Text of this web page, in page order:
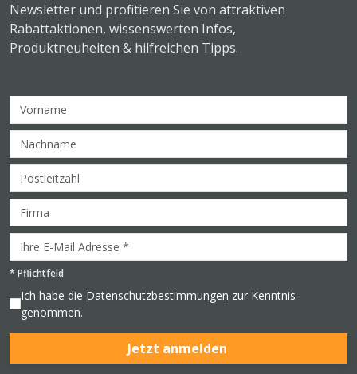
Newsletter und profitieren Sie von attraktiven
Rabattaktionen, wissenswerten Infos,
Produktneuheiten & hilfreichen Tipps.
* Pflichtfeld
Ich habe die Datenschutzbestimmungen zur Kenntnis
genommen.
Jetzt anmelden